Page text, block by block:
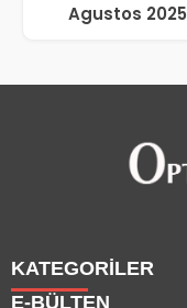
Agustos 2025
KATEGORİLER
E-BÜLTEN